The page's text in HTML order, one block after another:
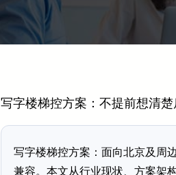
写字楼梯控方案：不提前想清
写字楼梯控方案：面向北京及周
兼容。本文从行业现状、方案架